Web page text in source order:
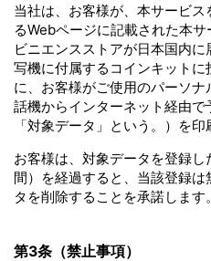
当社は、お客様が、本サービ
るWebページに記載された本
ビニエンスストアが日本国内
写機に付属するコインキット
に、お客様がご使用のパーソ
話機からインターネット経由で
「対象データ」という。）を
お客様は、対象データを登録
間）を経過すると、当該登録
タを削除することを承諾します。
第3条（禁止事項）